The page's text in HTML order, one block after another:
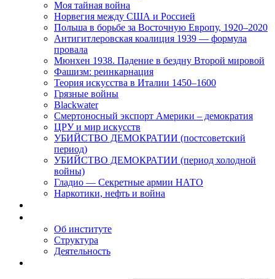
Моя тайная война
Норвегия между США и Россией
Польша в борьбе за Восточную Европу, 1920–2020
Антигитлеровская коалиция 1939 — формула
провала
Мюнхен 1938. Падение в бездну Второй мировой
Фашизм: реинкарнация
Теория искусства в Италии 1450–1600
Грязные войны
Blackwater
Смертоносный экспорт Америки – демократия
ЦРУ и мир искусств
УБИЙСТВО ДЕМОКРАТИИ (постсоветский
период)
УБИЙСТВО ДЕМОКРАТИИ (период холодной
войны)
Гладио — Секретные армии НАТО
Наркотики, нефть и война
Об институте
Структура
Деятельность